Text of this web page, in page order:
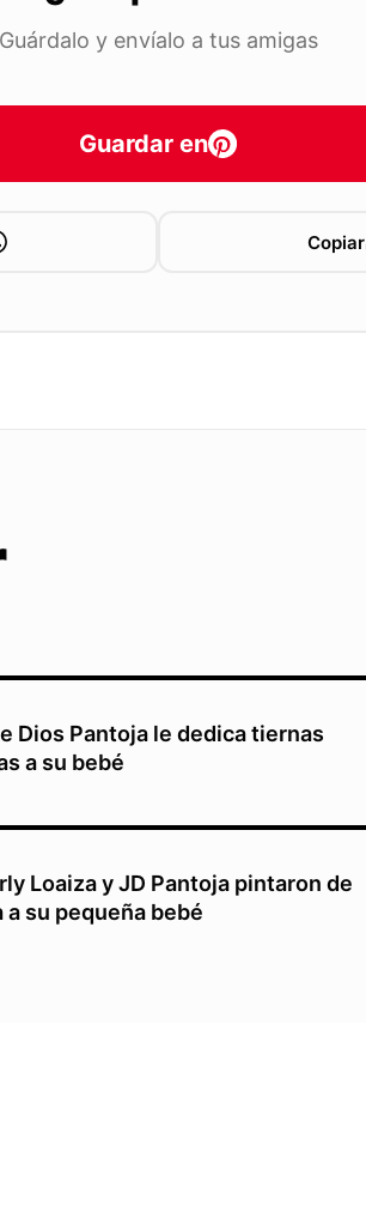
Guárdalo y envíalo a tus amigas
Guardar en
Copiar
Dios Pantoja le dedica tiernas
a su bebé
Loaiza y JD Pantoja pintaron de
a su pequeña bebé